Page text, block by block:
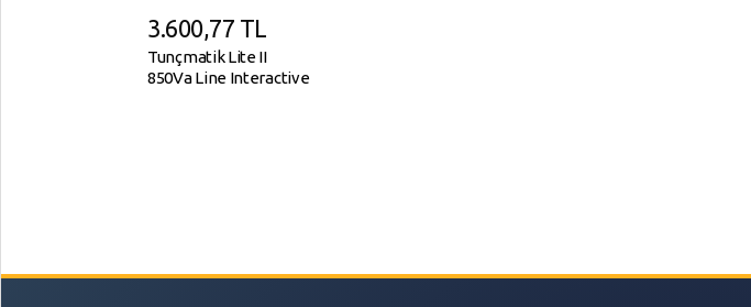
3.600,77 TL
Tunçmatik Lite II
850Va Line Interactive